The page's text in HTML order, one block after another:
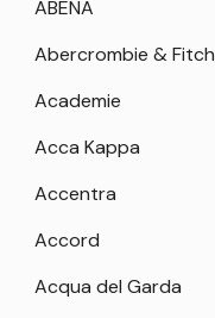
ABENA
Abercrombie & Fitch
Academie
Acca Kappa
Accentra
Accord
Acqua del Garda